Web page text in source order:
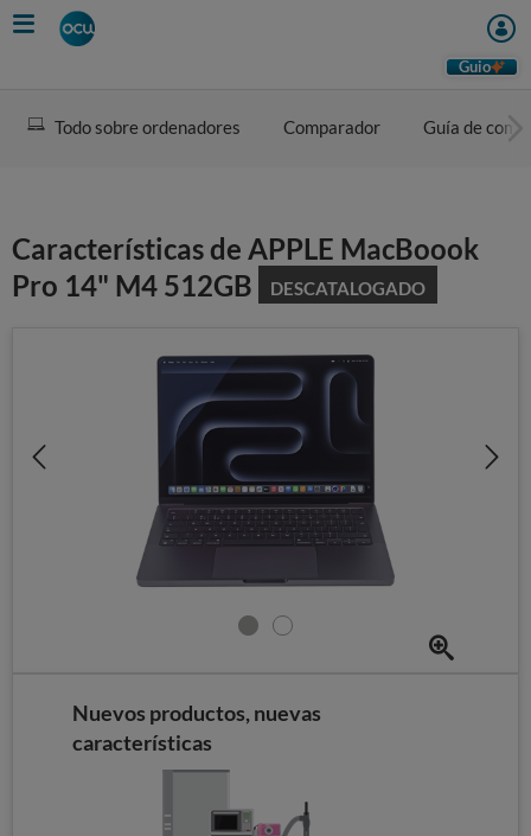
Skip
to
Guio
Todo sobre ordenadores Comparador Guía de
Características de APPLE MacBoook
Pro 14" M4 512GB
DESCATALOGADO
Nuevos productos, nuevas
características